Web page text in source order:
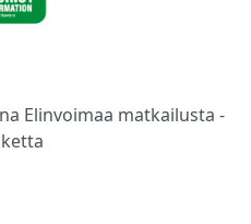
Elinvoimaa matkailusta -